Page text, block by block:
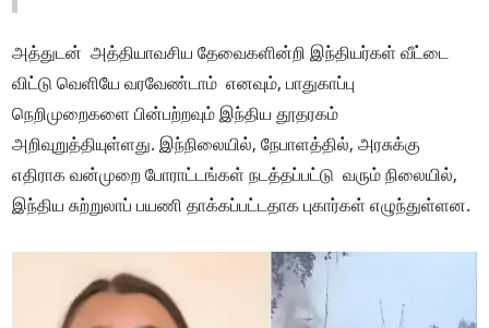
அத்துடன் அத்தியாவசிய தேவைகளின்றி இந்தியர்கள் வீட்டை
விட்டு வெளியே வரவேண்டாம் எனவும், பாதுகாப்பு
நெறிமுறைகளை பின்பற்றவும் இந்திய தூதரகம்
அறிவுறுத்தியுள்ளது. இந்நிலையில், நேபாளத்தில், அரசுக்கு
எதிராக வன்முறை போராட்டங்கள் நடத்தப்பட்டு வரும் நிலையில்,
இந்திய சுற்றுலாப் பயணி தாக்கப்பட்டதாக புகார்கள் எழுந்துள்ளன.